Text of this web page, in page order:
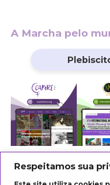
Respeitamos sua
A Marcha pelo